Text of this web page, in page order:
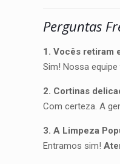
Perguntas
1. Vocês retiram
Sim! Nossa equipe
2. Cortinas
Com certeza. A
3. A Limpeza
Entramos sim!